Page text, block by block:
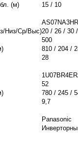
(м)
15 / 10
Низ/Ср/Выс)20 / 26 / 30
500
810 / 204 /
28
52
780 / 245 /
9,7
Panasonic